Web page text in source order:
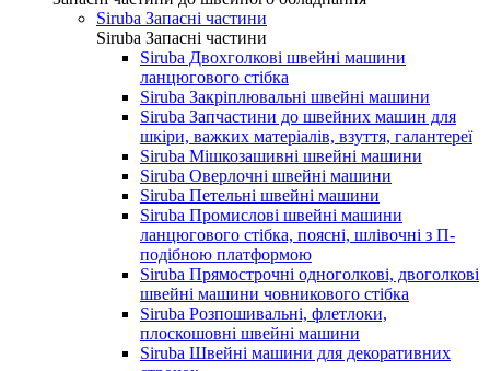
Siruba Запасні частини
Siruba Запасні частини
Siruba Двохголкові швейні машини
ланцюгового стібка
Siruba Закріплювальні швейні машини
Siruba Запчастини до швейних машин для
шкіри, важких матеріалів, взуття, галантереї
Siruba Мішкозашивні швейні машини
Siruba Оверлочні швейні машини
Siruba Петельні швейні машини
Siruba Промислові швейні машини
ланцюгового стібка, поясні, шлівочні з П-
подібною платформою
Siruba Прямострочні одноголкові, двоголкові
швейні машини човникового стібка
Siruba Розпошивальні, флетлоки,
плоскошовні швейні машини
Siruba Швейні машини для декоративних